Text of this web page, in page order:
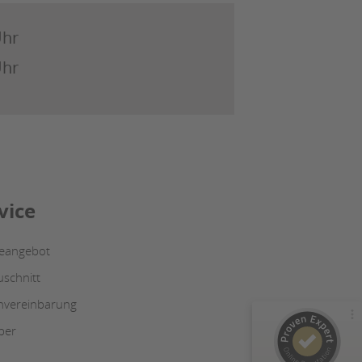
Bewertungen auf
ProvenExpert.com